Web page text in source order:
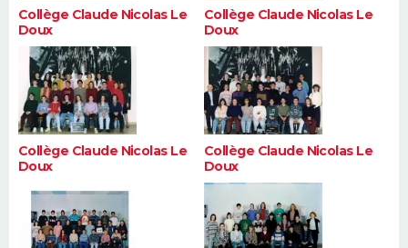
Collège Claude Nicolas Le
Doux
Collège Claude Nicolas Le
Doux
Collège Claude Nicolas Le
Doux
Collège Claude Nicolas Le
Doux